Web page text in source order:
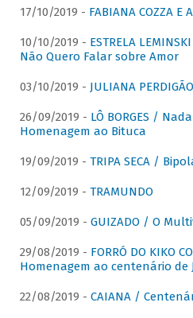
17/10/2019 - FABIANA COZZA E
10/10/2019 - ESTRELA
Não Quero Falar sobre Amor
03/10/2019 - JULIANA
26/09/2019 - LÔ BORGES /
Homenagem ao Bituca
19/09/2019 - TRIPA SECA /
12/09/2019 - TRAMUNDO
05/09/2019 - GUIZADO / O
29/08/2019 - FORRÓ DO KIKO
Homenagem ao centenário de
22/08/2019 - CAIANA /